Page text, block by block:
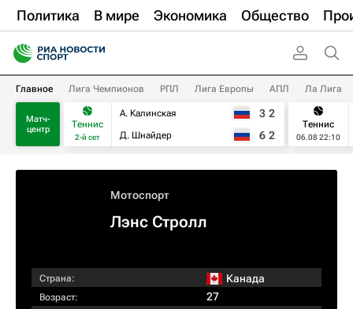
Политика В мире Экономика Общество
Главное Лига Чемпионов РПЛ Лига Европы АПЛ Ла Лига
Матч-
центр
Теннис
2-й сет
А. Калинская
Д. Шнайдер
3 2
6 2
Теннис
06.08 22:10
Мотоспорт
Лэнс Стролл
Страна: Канада
Возраст: 27